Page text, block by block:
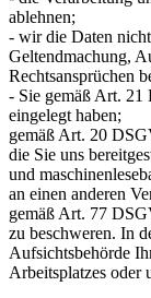
ablehnen;
- wir die Daten
Geltendmachung,
Rechtsansprüchen
- Sie gemäß Art. 21
eingelegt haben;
gemäß Art. 20
die Sie uns
und
an einen anderen
gemäß Art. 77
zu beschweren. In
Aufsichtsbehörde
Arbeitsplatzes oder